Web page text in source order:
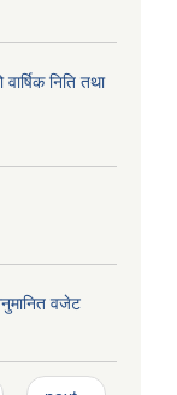
निति तथा
वजेट